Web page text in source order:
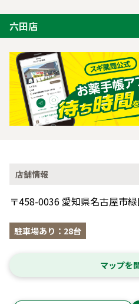
六田店
店舗情報
〒458-0036 愛知県名古屋市
駐車場あり：28台
マップを